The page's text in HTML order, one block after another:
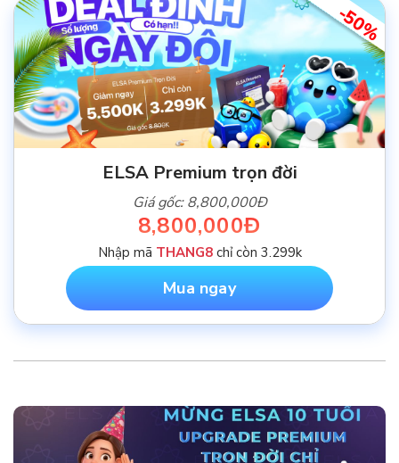
-50%
ELSA Premium trọn đời
Giá gốc: 8,800,000Đ
8,800,000Đ
Nhập mã THANG8chỉ còn 3.299k
Mua ngay